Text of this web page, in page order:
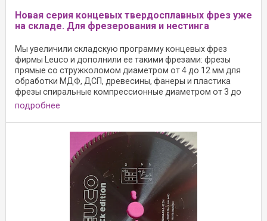
Новая серия концевых твердосплавных фрез уже
на складе. Для фрезерования и нестинга
Мы увеличили складскую программу концевых фрез
фирмы Leuco и дополнили ее такими фрезами: фрезы
прямые со стружколомом диаметром от 4 до 12 мм для
обработки МДФ, ДСП, древесины, фанеры и пластика
фрезы спиральные компрессионные диаметром от 3 до
12
подробнее